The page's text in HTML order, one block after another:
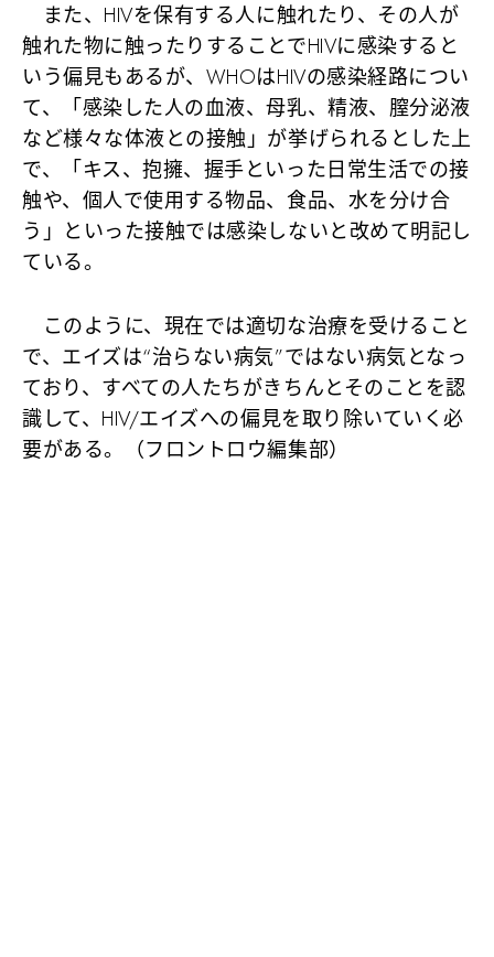
また、HIVを保有する人に触れたり、その人が
触れた物に触ったりすることでHIVに感染すると
いう偏見もあるが、WHOはHIVの感染経路につい
て、「感染した人の血液、母乳、精液、膣分泌液
など様々な体液との接触」が挙げられるとした上
で、「キス、抱擁、握手といった日常生活での接
触や、個人で使用する物品、食品、水を分け合
う」といった接触では感染しないと改めて明記し
ている。
このように、現在では適切な治療を受けること
で、エイズは“治らない病気”ではない病気となっ
ており、すべての人たちがきちんとそのことを認
識して、HIV/エイズへの偏見を取り除いていく必
要がある。（フロントロウ編集部）